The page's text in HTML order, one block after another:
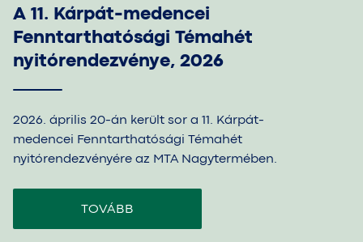
A 11. Kárpát-medencei
Fenntarthatósági Témahét
nyitórendezvénye, 2026
2026. április 20-án került sor a 11. Kárpát-
medencei Fenntarthatósági Témahét
nyitórendezvényére az MTA Nagytermében.
TOVÁBB